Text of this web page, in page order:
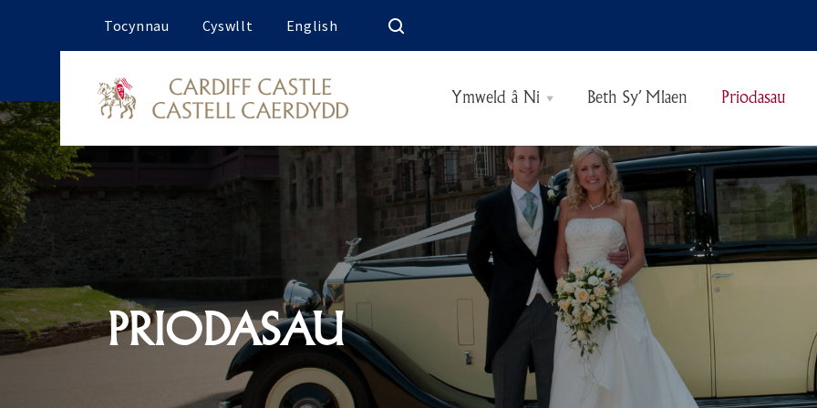
Tocynnau Cyswllt English
Ymweld â Ni
Gweld a Gwneud
Tocynnau
Amseroedd Agor
Teithiau Tywys
Bwyd a Diod
Siop Rhoddion
Beth Sy’ Mlaen Priodasau
PRIODASAU